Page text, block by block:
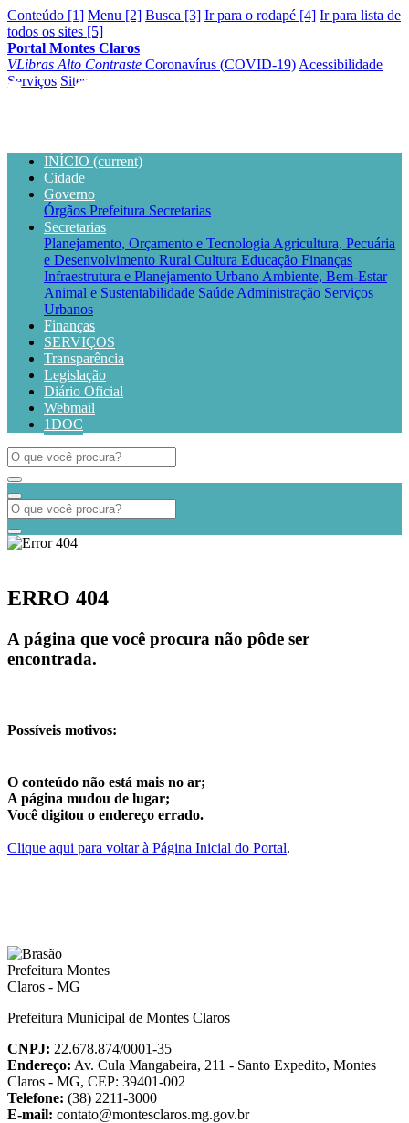
Conteúdo [1] Menu [2] Busca [3] Ir para o rodapé [4] Ir para lista de
todos os sites [5]
Portal Montes Claros
VLibras Alto Contraste Coronavírus (COVID-19) Acessibilidade
Serviços Sites
INÍCIO (current)
Cidade
Governo
Órgãos Prefeitura Secretarias
Secretarias
Planejamento, Orçamento e Tecnologia Agricultura, Pecuária
e Desenvolvimento Rural Cultura Educação Finanças
Infraestrutura e Planejamento Urbano Ambiente, Bem-Estar
Animal e Sustentabilidade Saúde Administração Serviços
Urbanos
Finanças
SERVIÇOS
Transparência
Legislação
Diário Oficial
Webmail
1DOC
ERRO 404
A página que você procura não pôde ser
encontrada.
Possíveis motivos:
O conteúdo não está mais no ar;
A página mudou de lugar;
Você digitou o endereço errado.
Clique aqui para voltar à Página Inicial do Portal.
Prefeitura Municipal de Montes Claros
CNPJ: 22.678.874/0001-35
Endereço: Av. Cula Mangabeira, 211 - Santo Expedito, Montes
Claros - MG, CEP: 39401-002
Telefone: (38) 2211-3000
E-mail: contato@montesclaros.mg.gov.br